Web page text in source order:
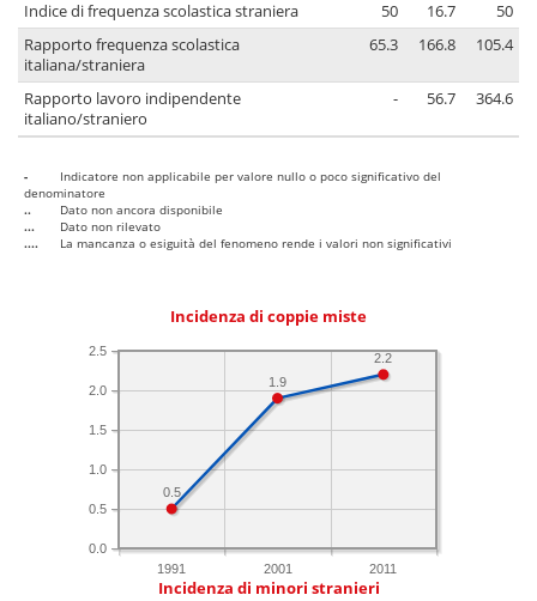
Indice di frequenza scolastica straniera
50 16.7
50
Rapporto frequenza scolastica
italiana/straniera
65.3 166.8 105.4
Rapporto lavoro indipendente
italiano/straniero
- 56.7 364.6
-
Indicatore non applicabile per valore nullo o poco significativo del
denominatore
..
Dato non ancora disponibile
...
Dato non rilevato
....
La mancanza o esiguità del fenomeno rende i valori non significativi
Incidenza di coppie miste
1991 2001 2011
0.0
0.5
1.0
1.5
2.0
2.5
2.2
1.9
0.5
Incidenza di minori stranieri